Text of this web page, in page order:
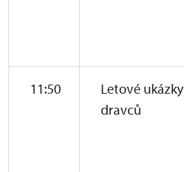
11:50
Letové ukázky
dravců